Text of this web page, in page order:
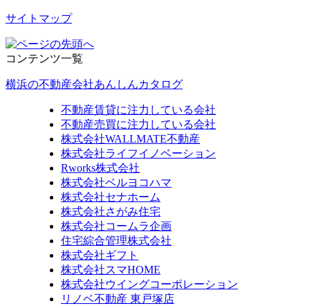
サイトマップ
コンテンツ一覧
横浜の不動産会社あんしんカタログ
不動産賃貸に注力している会社
不動産売買に注力している会社
株式会社WALLMATE不動産
株式会社ライフイノベーション
Rworks株式会社
株式会社ベルヨコハマ
株式会社セナホーム
株式会社さがみ住宅
株式会社コームラ企画
住宅綜合管理株式会社
株式会社ギフト
株式会社スマHOME
株式会社ウイングコーポレーション
リノベ不動産 東戸塚店